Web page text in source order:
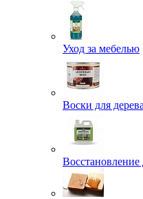
Уход за мебелью
Воски для дерева
Восстановление